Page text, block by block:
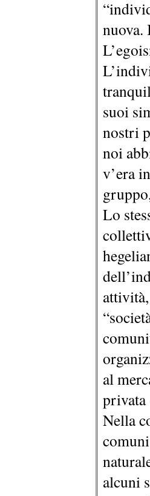
nuova.
suoi
nostri
noi
v’era
Lo
al
privata
Nella
alcuni